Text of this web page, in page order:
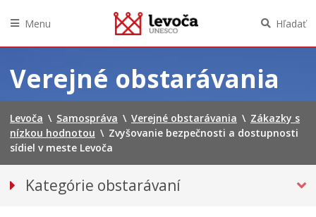
na
obsah
Menu Hľadať
Verejné obstarávania
Levoča \ Samospráva \ Verejné obstarávania \ Zákazky s
nízkou hodnotou \ Zvyšovanie bezpečnosti a dostupnosti
sídiel v meste Levoča
Kategórie obstarávaní